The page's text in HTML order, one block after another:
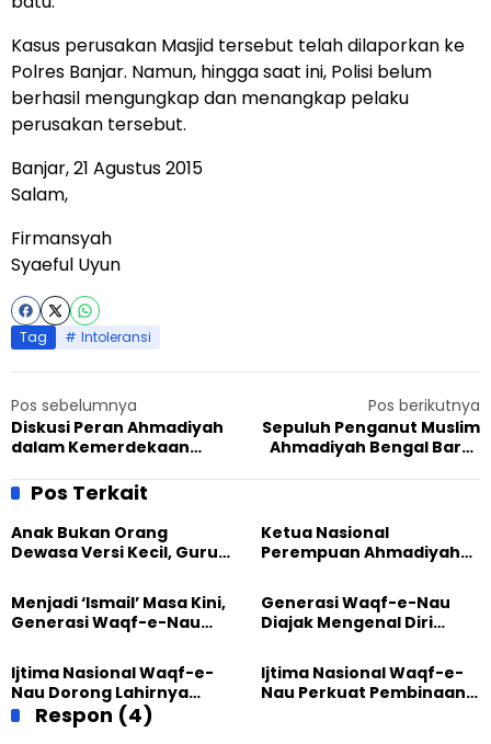
Kasus perusakan Masjid tersebut telah dilaporkan ke
Polres Banjar. Namun, hingga saat ini, Polisi belum
berhasil mengungkap dan menangkap pelaku
perusakan tersebut.
Banjar, 21 Agustus 2015
Salam,
Firmansyah
Syaeful Uyun
Tag Intoleransi
Pos sebelumnya
Diskusi Peran Ahmadiyah
dalam Kemerdekaan
Pos berikutnya
Sepuluh Penganut Muslim
Ahmadiyah Bengal Barat
Serangan Bermotif Agama
Pos Terkait
Anak Bukan Orang
Dewasa Versi Kecil, Guru
Pendidikan BERLIAN
Ketua Nasional
Perempuan Ahmadiyah
Besar Universitas
Terbuka
Menjadi ‘Ismail’ Masa Kini,
Generasi Waqf-e-Nau
Pengabdian
Generasi Waqf-e-Nau
Diajak Mengenal Diri
Dunia
Ijtima Nasional Waqf-e-
Nau Dorong Lahirnya
Generasi Pengkhidmat
yang Militan
Ijtima Nasional Waqf-e-
Nau Perkuat Pembinaan
Respon (4)